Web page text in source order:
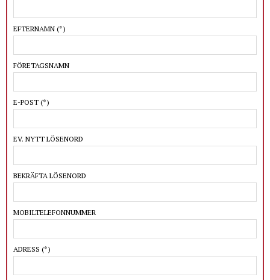
EFTERNAMN (*)
FÖRETAGSNAMN
E-POST (*)
EV. NYTT LÖSENORD
BEKRÄFTA LÖSENORD
MOBILTELEFONNUMMER
ADRESS (*)